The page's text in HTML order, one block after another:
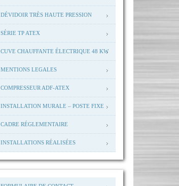
DÉVIDOIR TRÈS HAUTE PRESSION
SÉRIE TP ATEX
CUVE CHAUFFANTE ÉLECTRIQUE 48 KW
MENTIONS LEGALES
COMPRESSEUR ADF-ATEX
INSTALLATION MURALE – POSTE FIXE
CADRE RÉGLEMENTAIRE
INSTALLATIONS RÉALISÉES